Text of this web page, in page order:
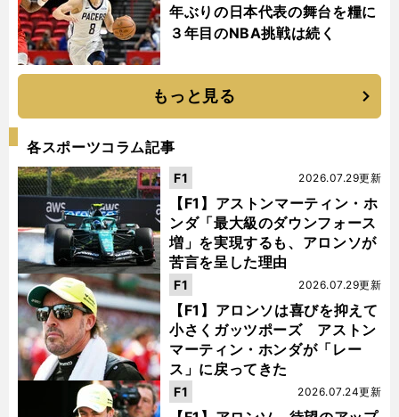
年ぶりの日本代表の舞台を糧に
３年目のNBA挑戦は続く
もっと見る
各スポーツコラム記事
【F1】アストンマーティン・ホ
ンダ「最大級のダウンフォース
増」を実現するも、アロンソが
苦言を呈した理由
2026.07.29更新
F1
【F1】アロンソは喜びを抑えて
小さくガッツポーズ アストン
マーティン・ホンダが「レー
ス」に戻ってきた
2026.07.29更新
F1
2026.07.24更新
F1